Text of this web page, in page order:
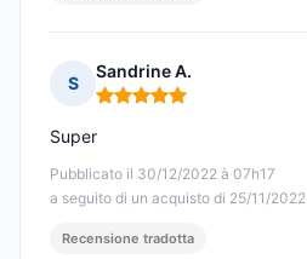
S
Sandrine A.
Nota: 5 su 5
Pubblicato il 30/12/2022 à 07h17
a seguito di un acquisto di 25/11/2022
Super
Recensione tradotta